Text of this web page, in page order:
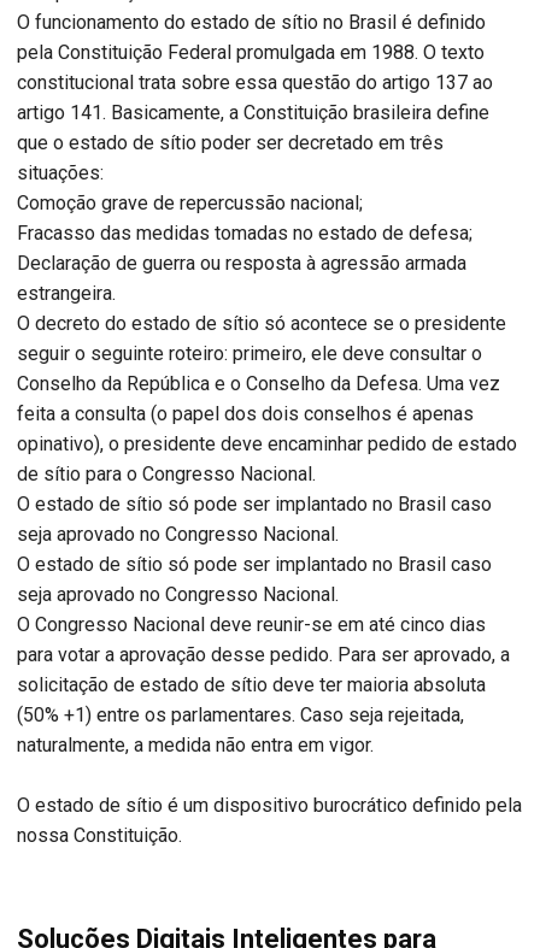
O funcionamento do estado de sítio no Brasil é definido
pela Constituição Federal promulgada em 1988. O texto
constitucional trata sobre essa questão do artigo 137 ao
artigo 141. Basicamente, a Constituição brasileira define
que o estado de sítio poder ser decretado em três
situações:
Comoção grave de repercussão nacional;
Fracasso das medidas tomadas no estado de defesa;
Declaração de guerra ou resposta à agressão armada
estrangeira.
O decreto do estado de sítio só acontece se o presidente
seguir o seguinte roteiro: primeiro, ele deve consultar o
Conselho da República e o Conselho da Defesa. Uma vez
feita a consulta (o papel dos dois conselhos é apenas
opinativo), o presidente deve encaminhar pedido de estado
de sítio para o Congresso Nacional.
O estado de sítio só pode ser implantado no Brasil caso
seja aprovado no Congresso Nacional.
O estado de sítio só pode ser implantado no Brasil caso
seja aprovado no Congresso Nacional.
O Congresso Nacional deve reunir-se em até cinco dias
para votar a aprovação desse pedido. Para ser aprovado, a
solicitação de estado de sítio deve ter maioria absoluta
(50% +1) entre os parlamentares. Caso seja rejeitada,
naturalmente, a medida não entra em vigor.
O estado de sítio é um dispositivo burocrático definido pela
nossa Constituição.
Soluções Digitais Inteligentes para